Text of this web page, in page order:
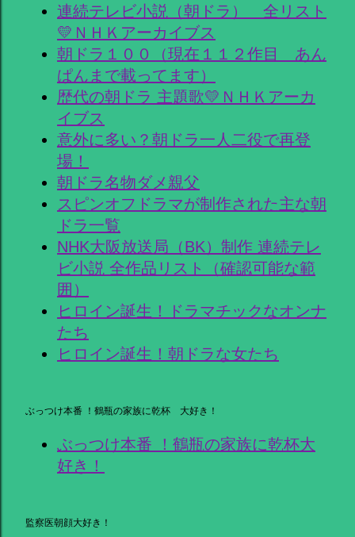
連続テレビ小説（朝ドラ） 全リスト
💛ＮＨＫアーカイブス
朝ドラ１００（現在１１２作目 あん
ぱんまで載ってます）
歴代の朝ドラ 主題歌💛ＮＨＫアーカ
イブス
意外に多い？朝ドラ一人二役で再登
場！
朝ドラ名物ダメ親父
スピンオフドラマが制作された主な朝
ドラ一覧
NHK大阪放送局（BK）制作 連続テレ
ビ小説 全作品リスト（確認可能な範
囲）
ヒロイン誕生！ドラマチックなオンナ
たち
ヒロイン誕生！朝ドラな女たち
ぶっつけ本番 ！鶴瓶の家族に乾杯 大好き！
ぶっつけ本番 ！鶴瓶の家族に乾杯大
好き！
監察医朝顔大好き！